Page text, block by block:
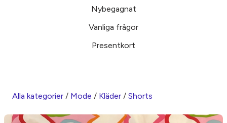
Nybegagnat
Vanliga frågor
Presentkort
Alla kategorier / Mode / Kläder / Shorts